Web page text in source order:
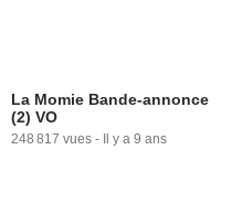
La Momie Bande-annonce
(2) VO
248 817 vues - Il y a 9 ans